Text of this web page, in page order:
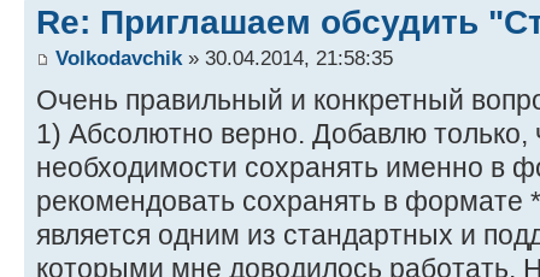
Re: Приглашаем обсудить
Volkodavchik » 30.04.2014, 21:58:35
Очень правильный и конкретный
1) Абсолютно верно. Добавлю только,
необходимости сохранять именно в
рекомендовать сохранять в формате
является одним из стандартных и
которыми мне доводилось работать.